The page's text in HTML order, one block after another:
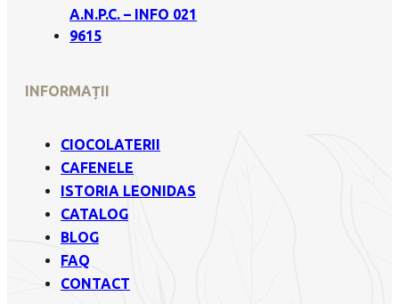
A.N.P.C. – INFO 021
9615
INFORMAȚII
CIOCOLATERII
CAFENELE
ISTORIA LEONIDAS
CATALOG
BLOG
FAQ
CONTACT